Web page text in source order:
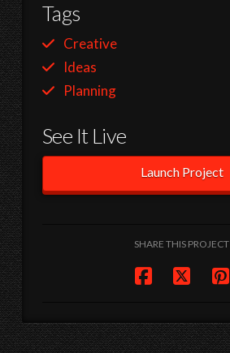
Tags
Creative
Ideas
Planning
See It Live
Launch Project
SHARE THIS PROJECT